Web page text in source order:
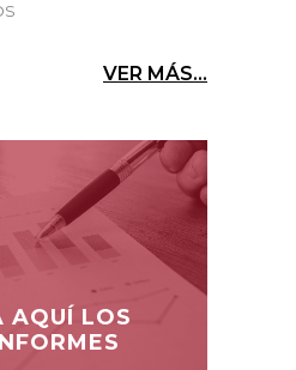
VER MÁS...
AQUÍ LOS